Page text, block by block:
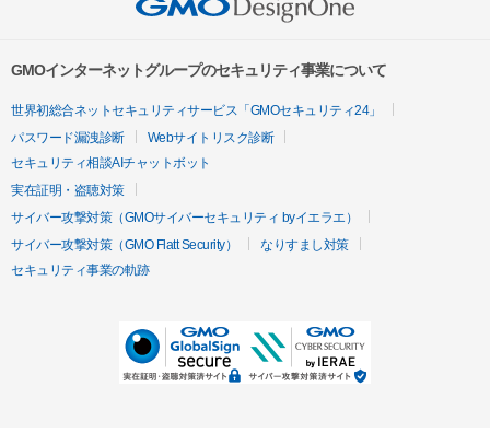
GMOインターネットグループのセキュリティ事業について
世界初総合ネットセキュリティサービス「GMOセキュリティ24」
パスワード漏洩診断
Webサイトリスク診断
セキュリティ相談AIチャットボット
実在証明・盗聴対策
サイバー攻撃対策（GMOサイバーセキュリティ byイエラエ）
サイバー攻撃対策（GMO Flatt Security）
なりすまし対策
セキュリティ事業の軌跡